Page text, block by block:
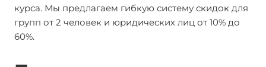
курса. Мы предлагаем гибкую систему скидок для
групп от 2 человек и юридических лиц от 10% до
60%.